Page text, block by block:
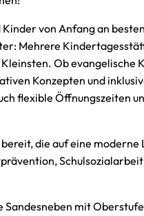
von Anfang an
Mehrere
Ob evangelische
Konzepten und
flexible Öffnungszeiten
die auf eine
mit